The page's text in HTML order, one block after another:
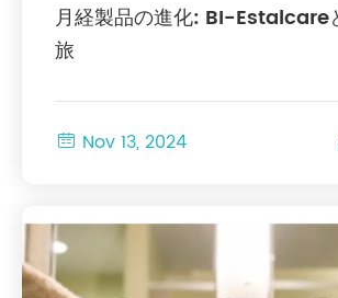
月経製品の進化: BI-Estalcare
旅
 Nov 13, 2024